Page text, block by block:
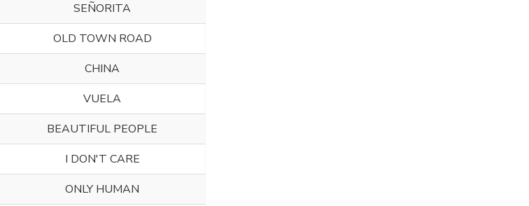
SEÑORITA
OLD TOWN ROAD
CHINA
VUELA
BEAUTIFUL PEOPLE
I DON'T CARE
ONLY HUMAN